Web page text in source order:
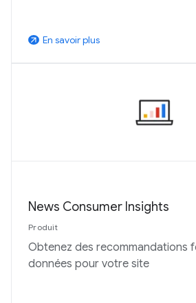
arrow_outward En savoir plus
News Consumer Insights
Produit
Obtenez des recommandations
données pour votre site